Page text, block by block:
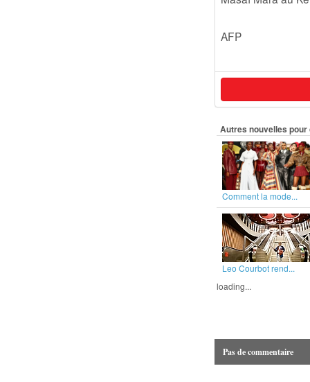
AFP
Autres nouvelles
Comment la mode...
Leo Courbot rend...
loading...
Pas de commentaire